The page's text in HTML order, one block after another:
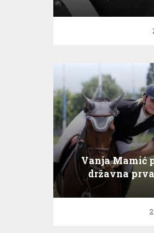
Vanja Mamić
državna
Hrvatske za